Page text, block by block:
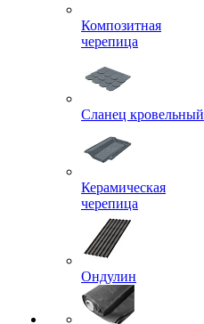
Композитная
черепица
Сланец кровельный
Керамическая
черепица
Ондулин